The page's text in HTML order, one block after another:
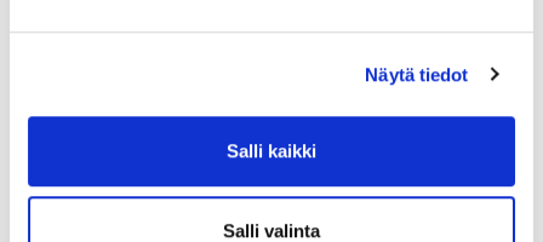
Näytä tiedot
Salli kaikki
Salli valinta
Kiviriipus, desing Aukusti Paatola, mitat 41x58mm, 830br, Paino:
Johtava huuto:myyri
17.8.2026 20:24:30